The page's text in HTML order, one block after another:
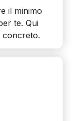
il minimo
te. Qui
concreto.